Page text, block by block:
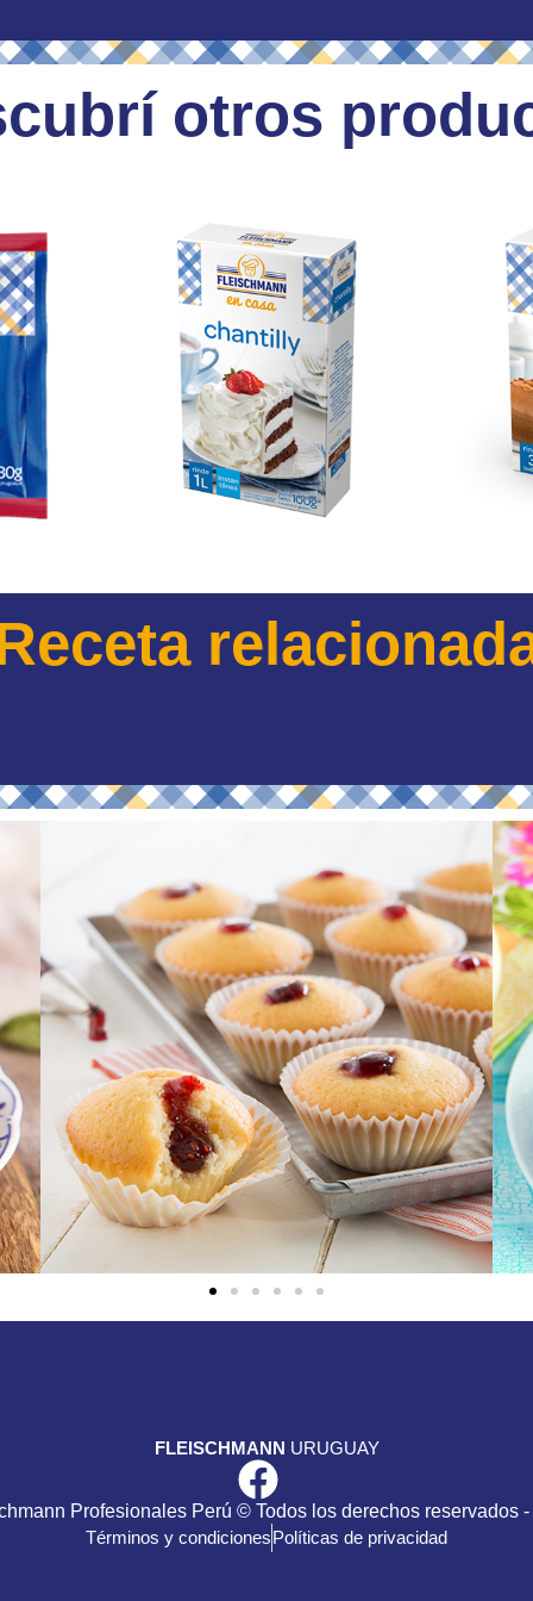
otros
FLEISCHMANN URUGUAY
Profesionales Perú © Todos los derechos reservados
Términos y condicionesPolíticas de privacidad